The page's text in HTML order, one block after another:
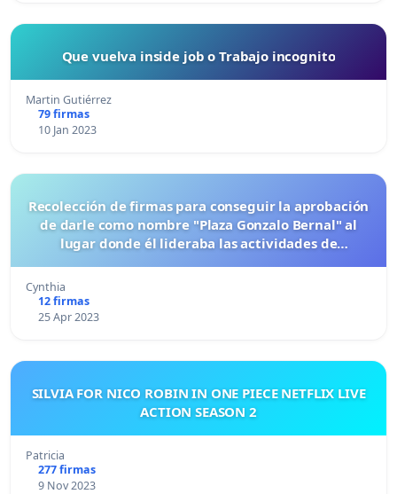
Que vuelva inside job o Trabajo incognito
Martin Gutiérrez
79 firmas
10 Jan 2023
Recolección de firmas para conseguir la aprobación
de darle como nombre "Plaza Gonzalo Bernal" al
lugar donde él lideraba las actividades de
Cynthia
12 firmas
25 Apr 2023
SILVIA FOR NICO ROBIN IN ONE PIECE NETFLIX LIVE
ACTION SEASON 2
Patricia
277 firmas
9 Nov 2023